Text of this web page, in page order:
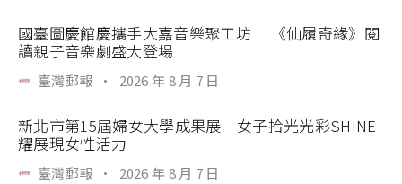
國臺圖慶館慶攜手大嘉音樂聚工坊 《仙履奇緣》閱
讀親子音樂劇盛大登場
臺灣郵報 · 2026 年 8 月 7 日
新北市第15屆婦女大學成果展 女子拾光光彩SHINE
耀展現女性活力
臺灣郵報 · 2026 年 8 月 7 日